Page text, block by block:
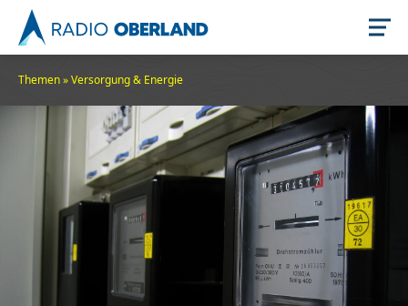
Themen»Versorgung & Energie